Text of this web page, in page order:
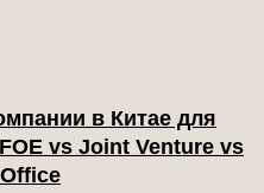
в Китае для
vs Joint Venture vs